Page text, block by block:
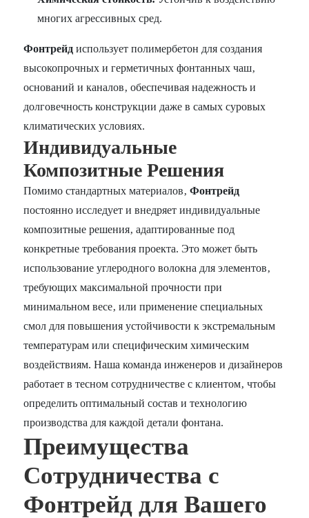
многих агрессивных сред.
Фонтрейдиспользует полимербетон для создания
высокопрочных и герметичных фонтанных чаш‚
оснований и каналов‚ обеспечивая надежность и
долговечность конструкции даже в самых суровых
климатических условиях.
Индивидуальные
Композитные Решения
Помимо стандартных материалов‚Фонтрейд
постоянно исследует и внедряет индивидуальные
композитные решения‚ адаптированные под
конкретные требования проекта. Это может быть
использование углеродного волокна для элементов‚
требующих максимальной прочности при
минимальном весе‚ или применение специальных
смол для повышения устойчивости к экстремальным
температурам или специфическим химическим
воздействиям. Наша команда инженеров и дизайнеров
работает в тесном сотрудничестве с клиентом‚ чтобы
определить оптимальный состав и технологию
производства для каждой детали фонтана.
Преимущества
Сотрудничества с
Фонтрейд для Вашего